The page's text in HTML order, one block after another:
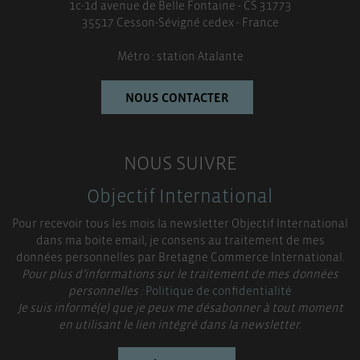
1c-1d avenue de Belle Fontaine - CS 31773
35517 Cesson-Sévigné cedex - France
Métro : station Atalante
NOUS CONTACTER
NOUS SUIVRE
Objectif International
Pour recevoir tous les mois la newsletter Objectif International
dans ma boite email, je consens au traitement de mes
données personnelles par Bretagne Commerce International.
Pour plus d’informations sur le traitement de mes données
personnelles :Politique de confidentialité
Je suis informé(e) que je peux me désabonner à tout moment
en utilisant le lien intégré dans la newsletter.